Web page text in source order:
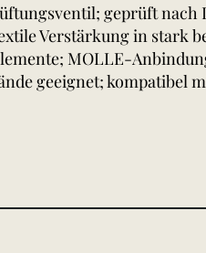
geprüft
Verstärkung in stark
MOLLE-
geeignet; kompatibel